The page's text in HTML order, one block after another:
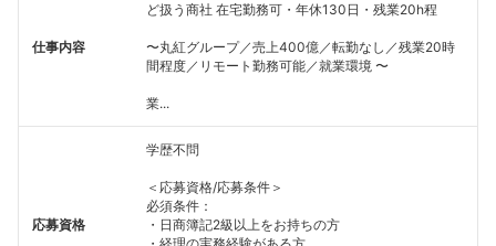
仕事内容
ど扱う商社 在宅勤務可・年休130日・残業20h程
〜丸紅グループ／売上400億／転勤なし／残業20時
間程度／リモート勤務可能／就業環境 〜
業...
応募資格
学歴不問
＜応募資格/応募条件＞
必須条件：
・日商簿記2級以上をお持ちの方